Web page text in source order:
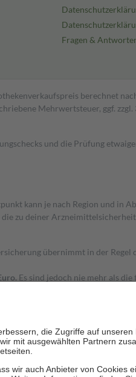
Fragen &
berechnet
Mehrwertsteuer, ggf. zzgl.
und die Prüfung
kann je nach Region und in
zu deiner
übernimmt in der Regel
Es sind jedoch nie mehr als
Zuzahlungen an bei: